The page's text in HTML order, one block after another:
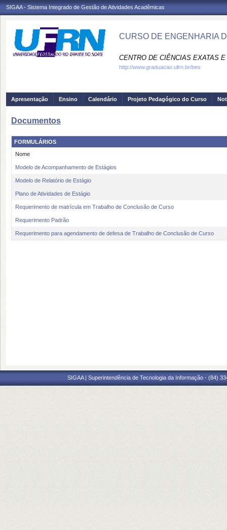
SIGAA - Sistema Integrado de Gestão de Atividades Acadêmicas
CURSO DE ENGENHARIA
CENTRO DE CIÊNCIAS EXATAS
http://www.graduacao.ufrn.br/bes
Apresentação Ensino Calendário Projeto Pedagógico do Curso
Documentos
FORMULÁRIOS
Nome
Modelo de Acompanhamento de Estágios
Modelo de Relatório de Estágio
Plano de Atividades de Estágio
Requerimento de matrícula em Trabalho de Conclusão de Curso
Requerimento Padrão
Requerimento para agendamento de defesa de Trabalho de Conclusão de Curso
SIGAA | Superintendência de Tecnologia da Informação - (84)